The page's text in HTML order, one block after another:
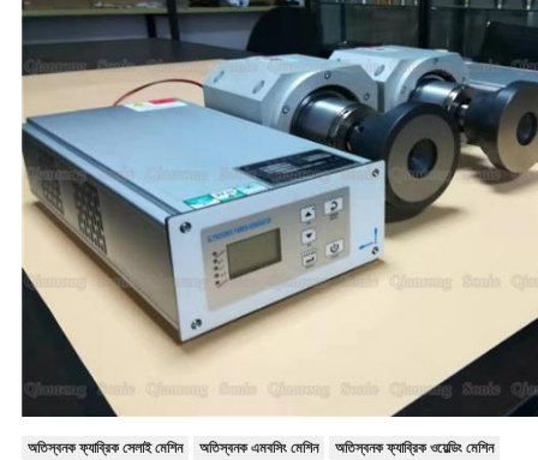
অতিস্বনক ফ্যাব্রিক সেলাই মেশিন অতিস্বনক এমবসিং মেশিন অতিস্বনক ফ্যাব্রিক ওয়েল্ডিং মেশিন